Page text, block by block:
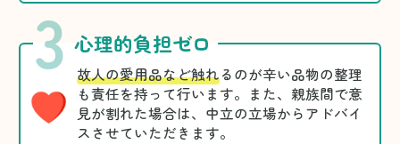
3 心理的負担ゼロ
故人の愛用品など触れるのが辛い品物の整理
も責任を持って行います。また、親族間で意
見が割れた場合は、中立の立場からアドバイ
スさせていただきます。